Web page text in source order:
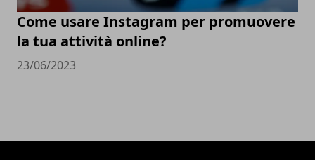
Come usare Instagram per promuovere
la tua attività online?
23/06/2023